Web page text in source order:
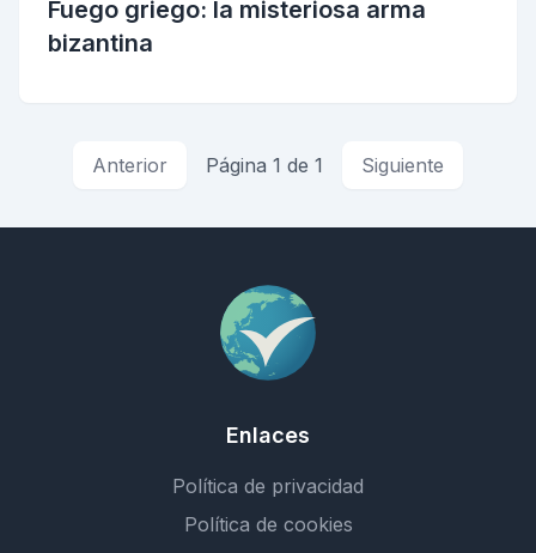
Fuego griego: la misteriosa arma
bizantina
Anterior Página 1 de 1 Siguiente
Enlaces
Política de privacidad
Política de cookies